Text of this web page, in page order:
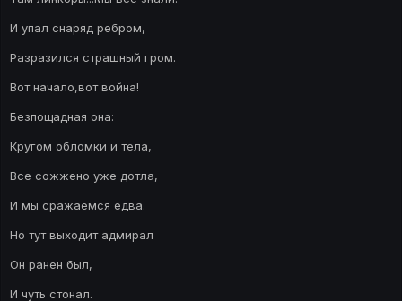
И упал снаряд ребром,
Разразился страшный гром.
Вот начало,вот война!
Безпощадная она:
Кругом обломки и тела,
Все сожжено уже дотла,
И мы сражаемся едва.
Но тут выходит адмирал
Он ранен был,
И чуть стонал.